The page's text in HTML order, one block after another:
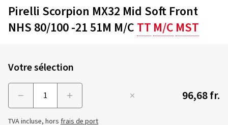
Pirelli Scorpion MX32 Mid Soft Front
NHS 80/100 -21 51M M/C TT M/C MST
Votre sélection
96,68 fr.
TVA incluse, hors frais de port